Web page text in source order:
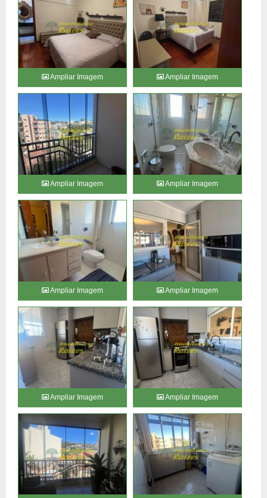
Ampliar Imagem Ampliar Imagem
Ampliar Imagem Ampliar Imagem
Ampliar Imagem Ampliar Imagem
Ampliar Imagem Ampliar Imagem